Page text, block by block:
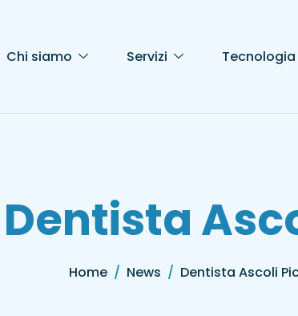
Chi siamo Servizi Tecnologia
Home News Dentista Ascoli